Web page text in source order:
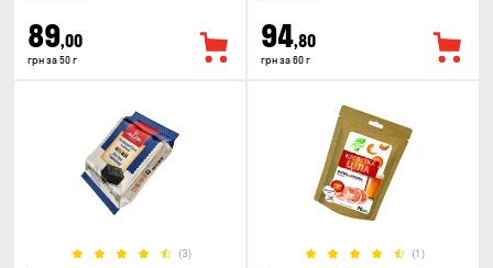
89,00
грн за 50 г
94,80
грн за 60 г
(3) (1)